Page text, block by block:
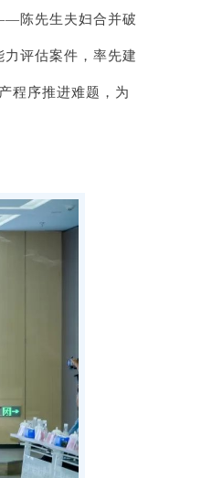
陈先生夫妇合并破
评估案件，率先建
程序推进难题，为